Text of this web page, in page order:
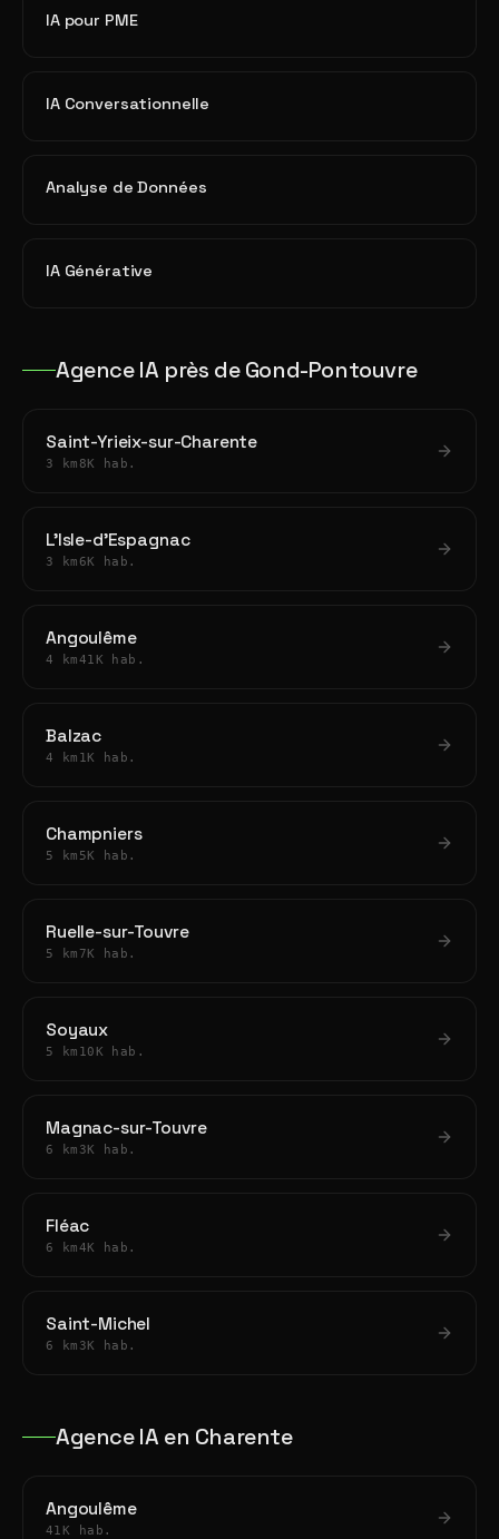
IA pour PME
IA Conversationnelle
Analyse de Données
IA Générative
Agence IA près de Gond-Pontouvre
Saint-Yrieix-sur-Charente
3 km 8K hab.
L'Isle-d'Espagnac
3 km 6K hab.
Angoulême
4 km41K hab.
Balzac
4 km 1K hab.
Champniers
5 km 5K hab.
Ruelle-sur-Touvre
5 km 7K hab.
Soyaux
5 km 10K hab.
Magnac-sur-Touvre
6 km 3K hab.
Fléac
6 km4K hab.
Saint-Michel
6 km 3K hab.
Agence IA en Charente
Angoulême
41K hab.